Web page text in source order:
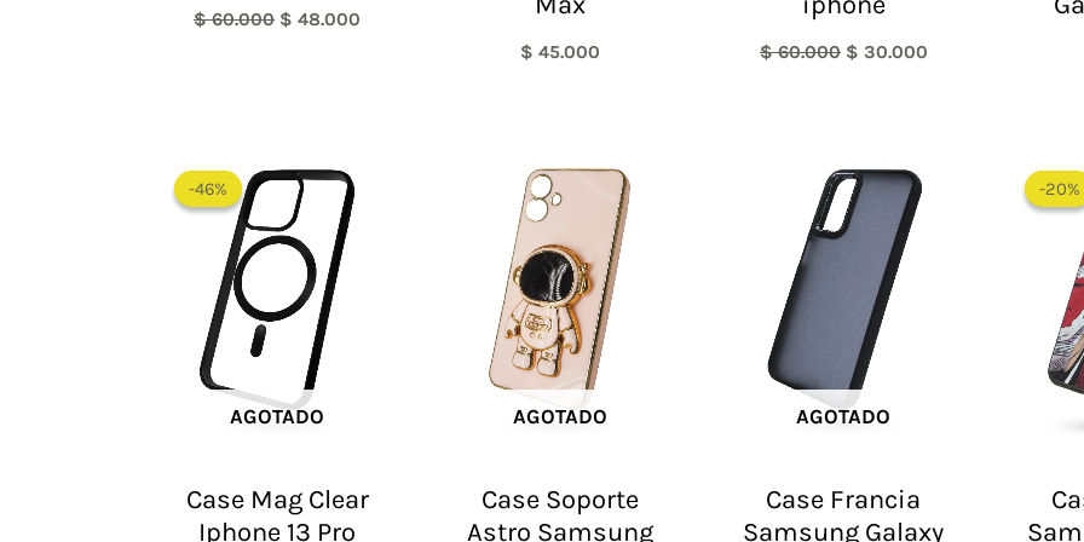
$60.000 $ 48.000
$ 45.000 $60.000 $ 30.000
-46%
AGOTADO
-46%
Case Mag Clear
Iphone 13 Pro
precio
original
era:
$ 65.000.
AGOTADO
Case Soporte
Astro Samsung
AGOTADO
Case Francia
Samsung Galaxy
-20%
-20%